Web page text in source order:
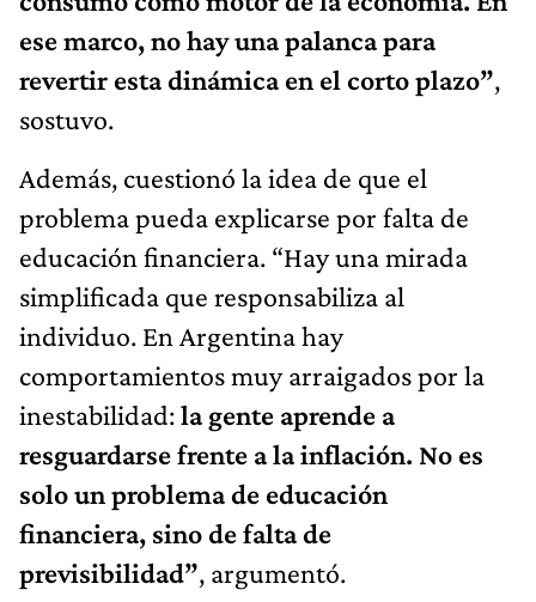
ese marco, no hay una palanca para
revertir esta dinámica en el corto plazo”,
sostuvo.
Además, cuestionó la idea de que el
problema pueda explicarse por falta de
educación financiera. “Hay una mirada
simplificada que responsabiliza al
individuo. En Argentina hay
comportamientos muy arraigados por la
inestabilidad:la gente aprende a
resguardarse frente a la inflación. No es
solo un problema de educación
financiera, sino de falta de
previsibilidad”, argumentó.